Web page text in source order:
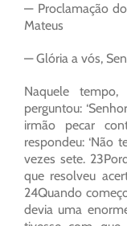
— Proclamação
Mateus
— Glória a vós,
Naquele tempo,
perguntou:
irmão pecar
respondeu: ‘Não
vezes sete.
que resolveu
24Quando
devia uma